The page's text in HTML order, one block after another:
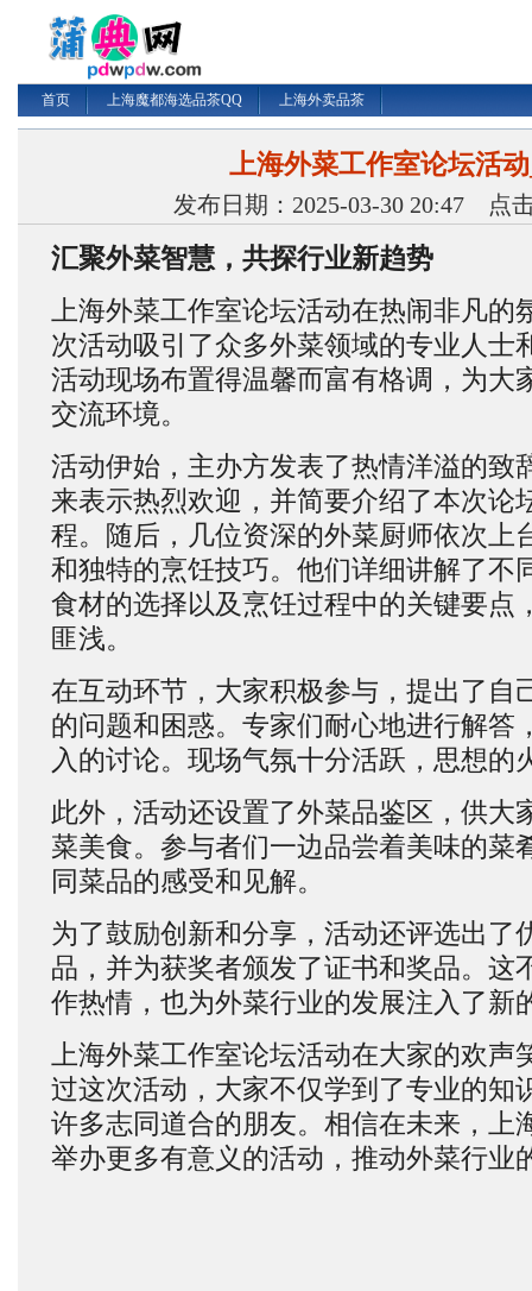
首页 上海魔都海选品茶QQ 上海外卖品茶
上海外菜工作室论坛活
发布日期：2025-03-30 20:47 点
汇聚外菜智慧，共探行业新趋势
上海外菜工作室论坛活动在热闹非凡的
次活动吸引了众多外菜领域的专业人士
活动现场布置得温馨而富有格调，为大
交流环境。
活动伊始，主办方发表了热情洋溢的致
来表示热烈欢迎，并简要介绍了本次论
程。随后，几位资深的外菜厨师依次上
和独特的烹饪技巧。他们详细讲解了不
食材的选择以及烹饪过程中的关键要点
匪浅。
在互动环节，大家积极参与，提出了自
的问题和困惑。专家们耐心地进行解答
入的讨论。现场气氛十分活跃，思想的
此外，活动还设置了外菜品鉴区，供大
菜美食。参与者们一边品尝着美味的菜
同菜品的感受和见解。
为了鼓励创新和分享，活动还评选出了
品，并为获奖者颁发了证书和奖品。这
作热情，也为外菜行业的发展注入了新
上海外菜工作室论坛活动在大家的欢声
过这次活动，大家不仅学到了专业的知
许多志同道合的朋友。相信在未来，上
举办更多有意义的活动，推动外菜行业